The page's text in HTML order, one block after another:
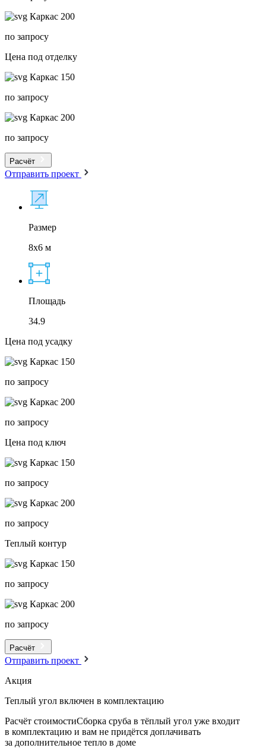
Каркас 200
по запросу
Цена под отделку
Каркас 150
по запросу
Каркас 200
по запросу
Расчёт
Отправить проект
Размер
8x6 м
Площадь
34.9
Цена под усадку
Каркас 150
по запросу
Каркас 200
по запросу
Цена под ключ
Каркас 150
по запросу
Каркас 200
по запросу
Теплый контур
Каркас 150
по запросу
Каркас 200
по запросу
Расчёт
Отправить проект
Акция
Теплый угол включен в комплектацию
Расчёт стоимостиСборка сруба в тёплый угол уже входит
в комплектацию и вам не придётся доплачивать
за дополнительное тепло в доме